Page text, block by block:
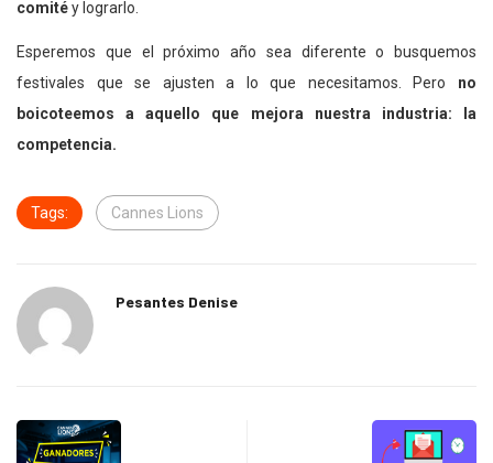
comitéy lograrlo.
Esperemos que el próximo año sea diferente o busquemos
festivales que se ajusten a lo que necesitamos. Pero no
boicoteemos a aquello que mejora nuestra industria: la
competencia.
Tags: Cannes Lions
Pesantes Denise